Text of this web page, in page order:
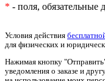
* - поля, обязательные
Условия действия
для физических и
Нажимая кнопку
уведомления о заказе и